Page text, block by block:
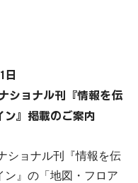
ショナル刊『情報を伝
ン』掲載のご案内
ショナル刊『情報を伝
ン』の「地図・フロア